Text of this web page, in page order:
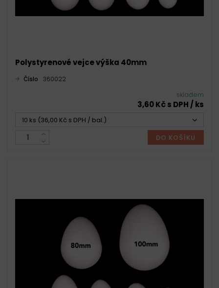
Polystyrenové vejce výška 40mm
Číslo 360022
skladem
3,60 Kč s DPH / ks
10 ks (36,00 Kč s DPH / bal.)
DO KOŠÍKU